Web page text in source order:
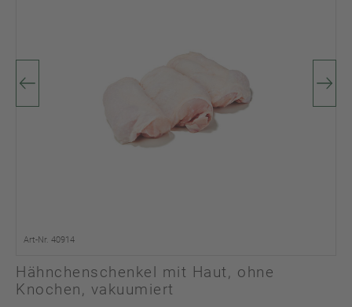
Art-Nr. 40914
Hähnchenschenkel mit Haut, ohne
Knochen, vakuumiert